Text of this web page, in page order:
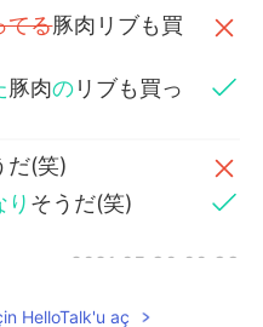
てる豚肉リブも買
豚肉のリブも買っ
だ(笑)
り そうだ(笑)
2021.05.30 00:33
HelloTalk'u aç